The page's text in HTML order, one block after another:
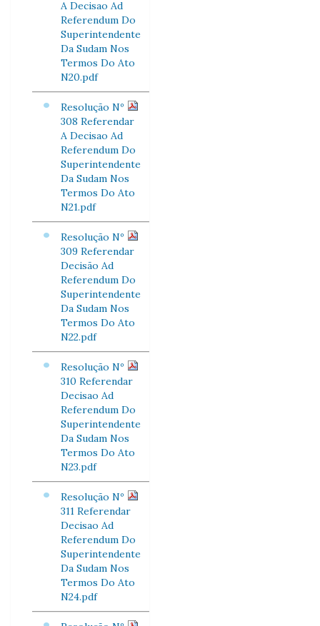
A Decisao Ad
Referendum Do
Superintendente
Da Sudam Nos
Termos Do Ato
N20.pdf
Resolução Nº
308 Referendar
A Decisao Ad
Referendum Do
Superintendente
Da Sudam Nos
Termos Do Ato
N21.pdf
Resolução Nº
309 Referendar
Decisão Ad
Referendum Do
Superintendente
Da Sudam Nos
Termos Do Ato
N22.pdf
Resolução Nº
310 Referendar
Decisao Ad
Referendum Do
Superintendente
Da Sudam Nos
Termos Do Ato
N23.pdf
Resolução Nº
311 Referendar
Decisao Ad
Referendum Do
Superintendente
Da Sudam Nos
Termos Do Ato
N24.pdf